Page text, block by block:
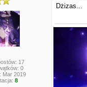
17
0
Mar 2019
8
Dżizas...